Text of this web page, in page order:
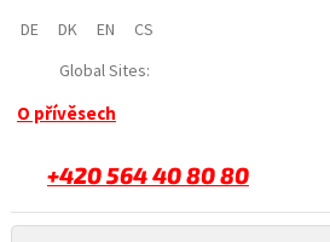
DE DK EN
CS
Global Sites:
O přívěsech
+420 564 40 80 80